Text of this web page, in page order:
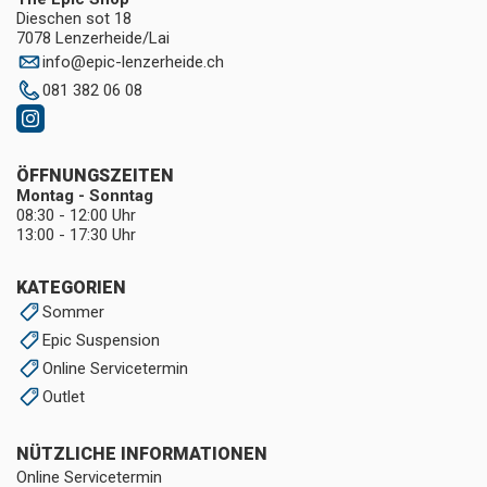
Dieschen sot 18
7078 Lenzerheide/Lai
info@epic-lenzerheide.ch
081 382 06 08
KATEGORIEN
Sommer
Epic Suspension
Online Servicetermin
Outlet
NÜTZLICHE INFORMATIONEN
Online Servicetermin
ÖFFNUNGSZEITEN
Montag - Sonntag
08:30 - 12:00 Uhr
13:00 - 17:30 Uhr